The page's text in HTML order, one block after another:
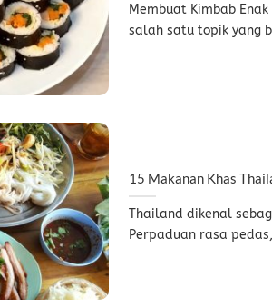
Membuat Kimbab
salah satu topik yang
15 Makanan Khas
Thailand dikenal
Perpaduan rasa